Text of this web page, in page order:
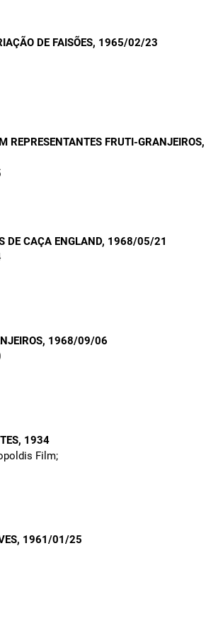
DE FAISÕES, 1965/02/23
REPRESENTANTES FRUTI-GRANJEIROS,
DE CAÇA ENGLAND, 1968/05/21
, 1968/09/06
, 1934
Film;
, 1961/01/25